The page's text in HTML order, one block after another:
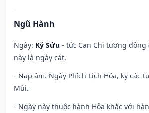
Ngũ Hành
Ngày: Kỷ Sửu - tức Can Chi tương đồng
này là ngày cát.
- Nạp âm: Ngày Phích Lịch Hỏa, kỵ các
Mùi.
- Ngày này thuộc hành Hỏa khắc với